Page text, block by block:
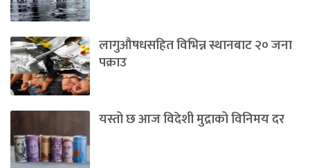
लागुऔषधसहित विभिन्न स्थानबाट २० जना
पक्राउ
यस्तो छ आज विदेशी मुद्राको विनिमय दर